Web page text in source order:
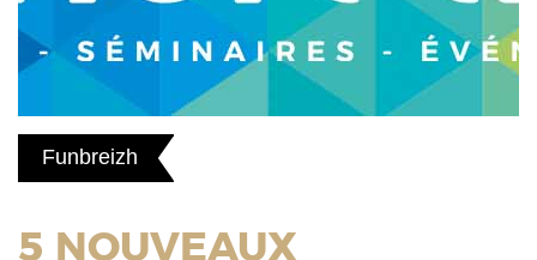
Funbreizh
5 NOUVEAUX